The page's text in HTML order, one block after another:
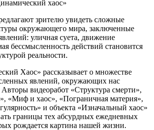
хаос»
зрителю увидеть сложные
окружающего мира, заключенные
уличная суета, движение
бессмысленность действий становится
реальности.
Хаос» рассказывает о множестве
явлений, окружающих нас
видеоработ «Структура смерти»,
«Миф и хаос», «Пограничная материя»,
и объекта «Изначальный хаос»
границы тех абсурдных ежедневных
рождается картина нашей жизни.